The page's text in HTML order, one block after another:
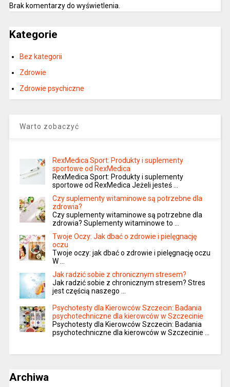
Brak komentarzy do wyświetlenia.
Kategorie
Bez kategorii
Zdrowie
Zdrowie psychiczne
Warto zobaczyć
RexMedica Sport: Produkty i suplementy
sportowe od RexMedica
RexMedica Sport: Produkty i suplementy
sportowe od RexMedica Jeżeli jesteś …
Czy suplementy witaminowe są potrzebne dla
zdrowia?
Czy suplementy witaminowe są potrzebne dla
zdrowia? Suplementy witaminowe to …
Twoje Oczy: Jak dbać o zdrowie i pielęgnację
oczu
Twoje oczy: jak dbać o zdrowie i pielęgnację oczu
W …
Jak radzić sobie z chronicznym stresem?
Jak radzić sobie z chronicznym stresem? Stres
jest częścią naszego …
Psychotesty dla Kierowców Szczecin: Badania
psychotechniczne dla kierowców w Szczecinie
Psychotesty dla Kierowców Szczecin: Badania
psychotechniczne dla kierowców w Szczecinie …
Archiwa